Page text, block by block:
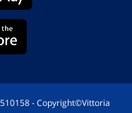
- Copyright©Vittoria